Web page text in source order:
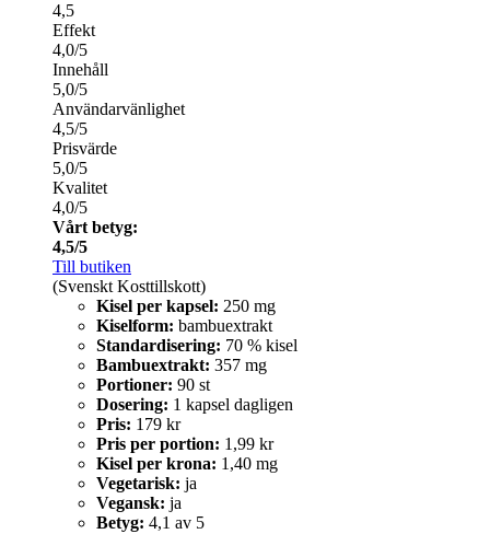
4,5
Effekt
4,0/5
Innehåll
5,0/5
Användarvänlighet
4,5/5
Prisvärde
5,0/5
Kvalitet
4,0/5
Vårt betyg:
4,5/5
Till butiken
(Svenskt Kosttillskott)
Kisel per kapsel: 250 mg
Kiselform: bambuextrakt
Standardisering: 70 % kisel
Bambuextrakt: 357 mg
Portioner: 90 st
Dosering: 1 kapsel dagligen
Pris: 179 kr
Pris per portion: 1,99 kr
Kisel per krona: 1,40 mg
Vegetarisk: ja
Vegansk: ja
Betyg: 4,1 av 5